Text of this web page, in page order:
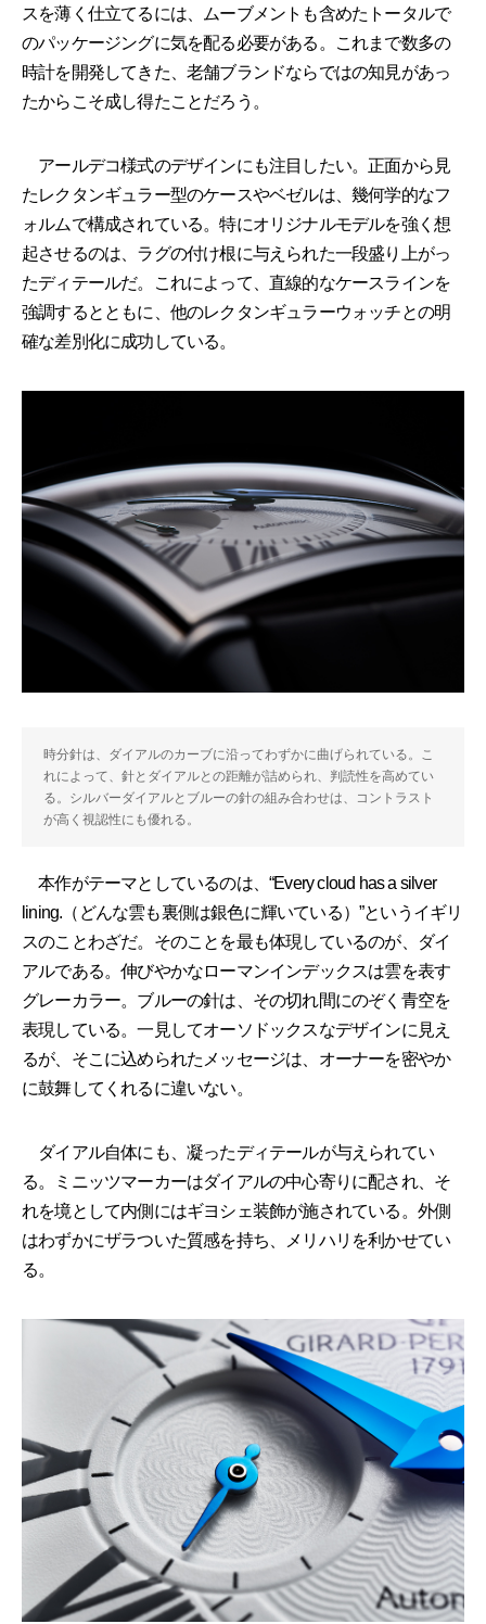
スを薄く仕立てるには、ムーブメントも含めたトータルで
のパッケージングに気を配る必要がある。これまで数多の
時計を開発してきた、老舗ブランドならではの知見があっ
たからこそ成し得たことだろう。
アールデコ様式のデザインにも注目したい。正面から見
たレクタンギュラー型のケースやベゼルは、幾何学的なフ
ォルムで構成されている。特にオリジナルモデルを強く想
起させるのは、ラグの付け根に与えられた一段盛り上がっ
たディテールだ。これによって、直線的なケースラインを
強調するとともに、他のレクタンギュラーウォッチとの明
確な差別化に成功している。
時分針は、ダイアルのカーブに沿ってわずかに曲げられている。こ
れによって、針とダイアルとの距離が詰められ、判読性を高めてい
る。シルバーダイアルとブルーの針の組み合わせは、コントラスト
が高く視認性にも優れる。
本作がテーマとしているのは、“Every cloud has a silver
lining.（どんな雲も裏側は銀色に輝いている）”というイギリ
スのことわざだ。そのことを最も体現しているのが、ダイ
アルである。伸びやかなローマンインデックスは雲を表す
グレーカラー。ブルーの針は、その切れ間にのぞく青空を
表現している。一見してオーソドックスなデザインに見え
るが、そこに込められたメッセージは、オーナーを密やか
に鼓舞してくれるに違いない。
ダイアル自体にも、凝ったディテールが与えられてい
る。ミニッツマーカーはダイアルの中心寄りに配され、そ
れを境として内側にはギヨシェ装飾が施されている。外側
はわずかにザラついた質感を持ち、メリハリを利かせてい
る。